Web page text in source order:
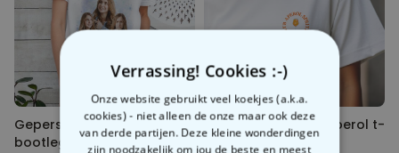
Gepersonaliseerd vintage
bootleg t-Shirt
Gepersonaliseerd Aperol t-
shirt
Verrassing! Cookies :-)
Onze website gebruikt veel koekjes (a.k.a.
cookies) - niet alleen de onze maar ook deze
van derde partijen. Deze kleine wonderdingen
zijn noodzakelijk om jou de beste en meest